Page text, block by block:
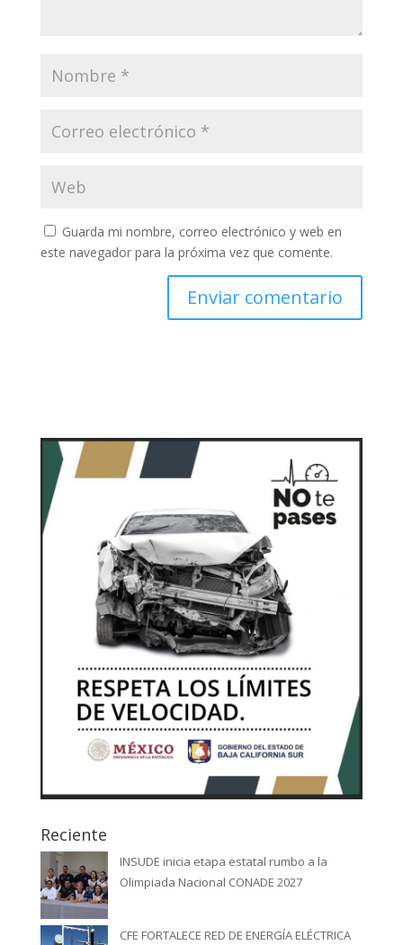
Guarda mi nombre, correo electrónico y web en
este navegador para la próxima vez que comente.
Reciente
INSUDE inicia etapa estatal rumbo a la
Olimpiada Nacional CONADE 2027
CFE FORTALECE RED DE ENERGÍA ELÉCTRICA